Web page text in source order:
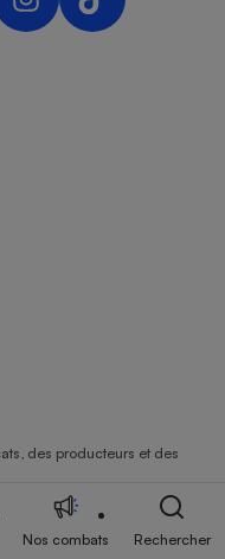
des producteurs et des
Nos combats Rechercher